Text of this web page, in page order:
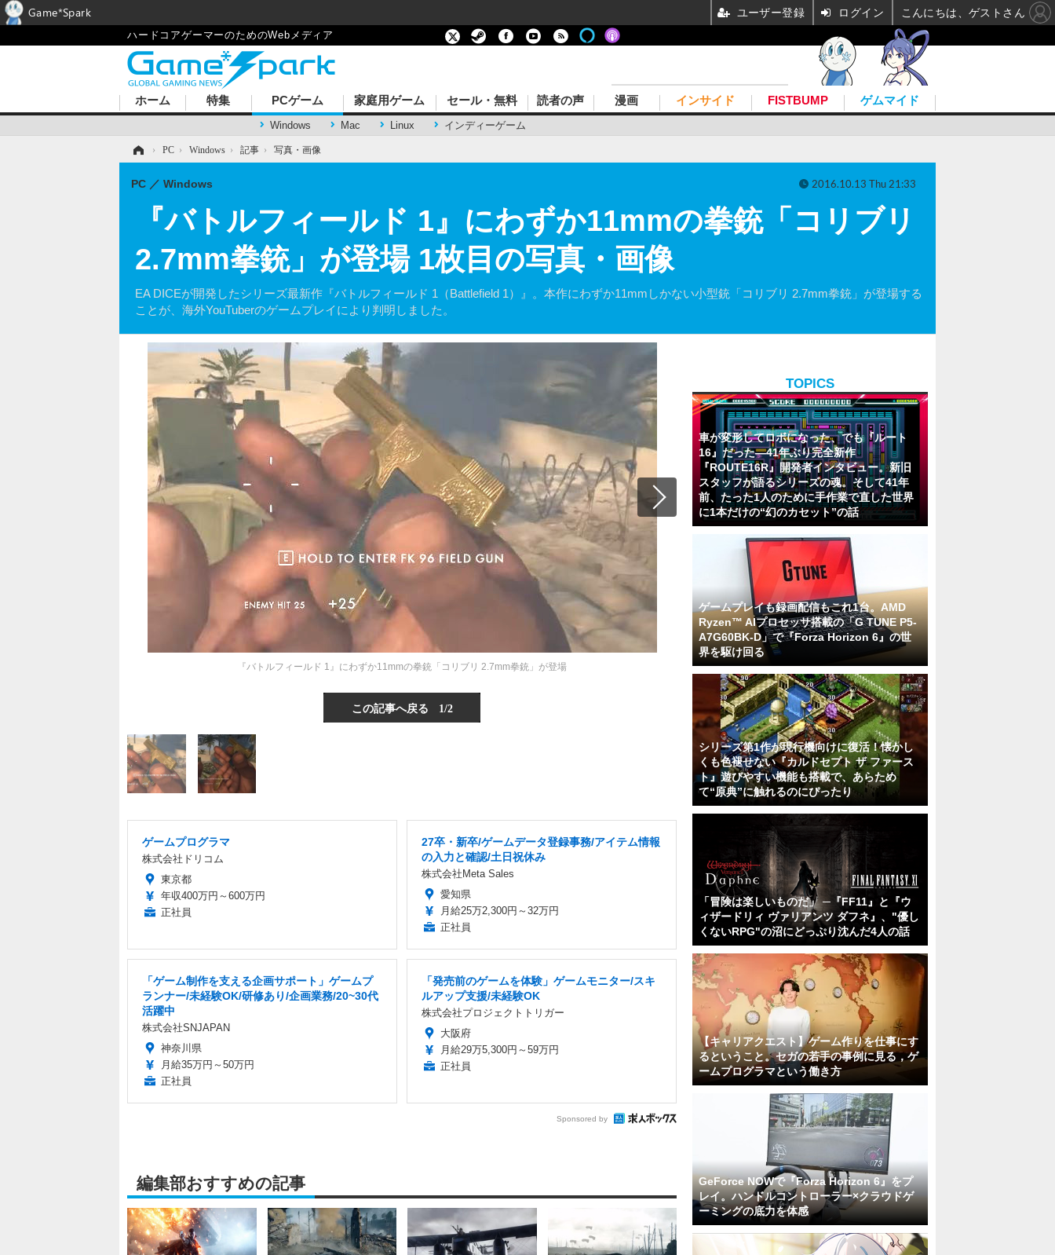
ハードコアゲーマーのためのWebメディア
ホーム 特集 PCゲーム
Windows Mac Linux インディーゲーム
家庭用ゲーム セール・無料 読者の声 漫画 インサイド FISTBUMP ゲムマイド
› PC › Windows › 記事 › 写真・画像
『バトルフィールド 1』にわずか11mmの拳銃「コリブリ
2.7mm拳銃」が登場 1枚目の写真・画像
EA DICEが開発したシリーズ最新作『バトルフィールド 1（Battlefield 1）』。本作にわずか11mmしかない小型銃「コリブリ 2.7mm拳銃」が登場する
ことが、海外YouTuberのゲームプレイにより判明しました。
PC Windows 2016.10.13 Thu 21:33
『バトルフィールド 1』にわずか11mmの拳銃「コリブリ 2.7mm拳銃」が登場
この記事へ戻る 1/2
ゲームプログラマ
株式会社ドリコム
東京都
年収400万円～600万円
正社員
27卒・新卒/ゲームデータ登録事務/アイテム情報
の入力と確認/土日祝休み
株式会社Meta Sales
愛知県
月給25万2,300円～32万円
正社員
「ゲーム制作を支える企画サポート」ゲームプ
ランナー/未経験OK/研修あり/企画業務/20~30代
活躍中
株式会社SNJAPAN
神奈川県
月給35万円～50万円
正社員
「発売前のゲームを体験」ゲームモニター/スキ
ルアップ支援/未経験OK
株式会社プロジェクトトリガー
大阪府
月給29万5,300円～59万円
正社員
Sponsored by
編集部おすすめの記事
TOPICS
車が変形してロボになった、でも『ルート
16』だった―41年ぶり完全新作
『ROUTE16R』開発者インタビュー。新旧
スタッフが語るシリーズの魂。そして41年
前、たった1人のために手作業で直した世界
に1本だけの“幻のカセット”の話
ゲームプレイも録画配信もこれ1台。AMD
Ryzen™ AIプロセッサ搭載の「G TUNE P5-
A7G60BK-D」で『Forza Horizon 6』の世
界を駆け回る
シリーズ第1作が現行機向けに復活！懐かし
くも色褪せない『カルドセプト ザ ファース
ト』遊びやすい機能も搭載で、あらため
て“原典”に触れるのにぴったり
「冒険は楽しいものだ」 ─『FF11』と『ウ
ィザードリィ ヴァリアンツ ダフネ』、"優し
くないRPG"の沼にどっぷり沈んだ4人の話
【キャリアクエスト】ゲーム作りを仕事にす
るということ。セガの若手の事例に見る，ゲ
ームプログラマという働き方
GeForce NOWで『Forza Horizon 6』をプ
レイ。ハンドルコントローラー×クラウドゲ
ーミングの底力を体感
Game*Spark ユーザー登録 ログイン こんにちは、ゲストさん